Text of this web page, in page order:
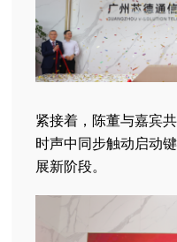
紧接着，陈董与嘉宾
时声中同步触动启动
展新阶段。